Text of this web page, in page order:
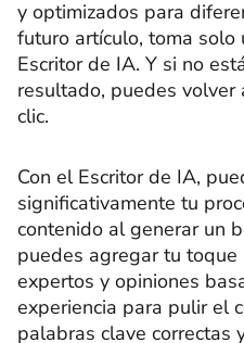
y optimizados para
futuro artículo, toma solo
Escritor de IA. Y si no
resultado, puedes volver
clic.
Con el Escritor de IA,
significativamente tu
contenido al generar un
puedes agregar tu toque
expertos y opiniones
experiencia para pulir el
palabras clave correctas